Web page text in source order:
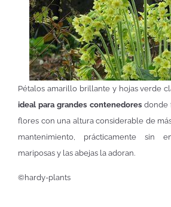
Pétalos amarillo brillante y hojas verde
ideal para grandes contenedoresdonde
flores con una altura considerable de
mantenimiento, prácticamente sin
mariposas y las abejas la adoran.
©hardy-plants